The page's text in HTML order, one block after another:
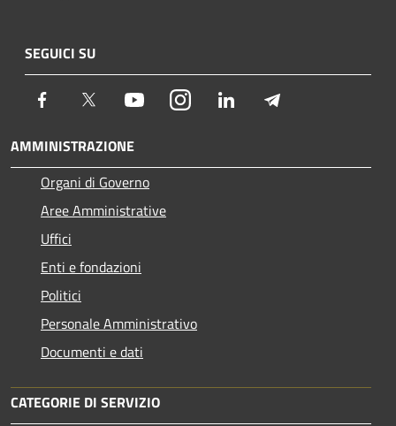
SEGUICI SU
Facebook Twitter YoutubeInstagram LinkedIn
AMMINISTRAZIONE
Organi di Governo
Aree Amministrative
Uffici
Enti e fondazioni
Politici
Personale Amministrativo
Documenti e dati
CATEGORIE DI SERVIZIO